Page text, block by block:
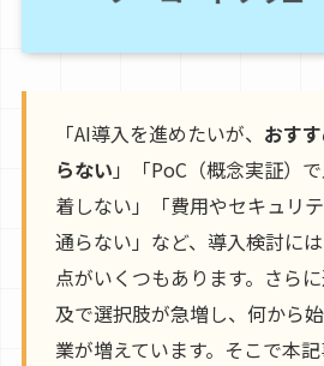
「AI導入を進めたいが、 おす
らない 」「PoC（概念実証）
着しない」「費用やセキュリ
通らない」など、導入検討に
点がいくつもあります。さら
及で選択肢が急増し、何から
業が増えています。そこで本